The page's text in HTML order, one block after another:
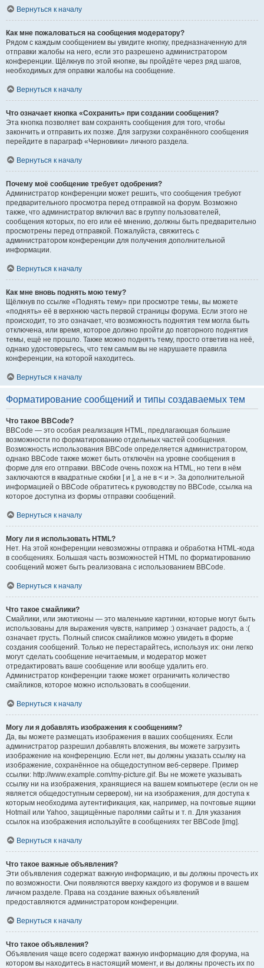
Вернуться к началу
Как мне пожаловаться на сообщения модератору?
Рядом с каждым сообщением вы увидите кнопку, предназначенную для
отправки жалобы на него, если это разрешено администратором
конференции. Щёлкнув по этой кнопке, вы пройдёте через ряд шагов,
необходимых для оправки жалобы на сообщение.
Вернуться к началу
Что означает кнопка «Сохранить» при создании сообщения?
Эта кнопка позволяет вам сохранять сообщения для того, чтобы
закончить и отправить их позже. Для загрузки сохранённого сообщения
перейдите в параграф «Черновики» личного раздела.
Вернуться к началу
Почему моё сообщение требует одобрения?
Администратор конференции может решить, что сообщения требуют
предварительного просмотра перед отправкой на форум. Возможно
также, что администратор включил вас в группу пользователей,
сообщения которых, по его или её мнению, должны быть предварительно
просмотрены перед отправкой. Пожалуйста, свяжитесь с
администратором конференции для получения дополнительной
информации.
Вернуться к началу
Как мне вновь поднять мою тему?
Щёлкнув по ссылке «Поднять тему» при просмотре темы, вы можете
«поднять» её в верхнюю часть первой страницы форума. Если этого не
происходит, то это означает, что возможность поднятия тем могла быть
отключена, или время, которое должно пройти до повторного поднятия
темы, ещё не прошло. Также можно поднять тему, просто ответив на неё,
однако удостоверьтесь, что тем самым вы не нарушаете правила
конференции, на которой находитесь.
Вернуться к началу
Форматирование сообщений и типы создаваемых тем
Что такое BBCode?
BBCode — это особая реализация HTML, предлагающая большие
возможности по форматированию отдельных частей сообщения.
Возможность использования BBCode определяется администратором,
однако BBCode также может быть отключён на уровне сообщения в
форме для его отправки. BBCode очень похож на HTML, но теги в нём
заключаются в квадратные скобки [ и ], а не в < и >. За дополнительной
информацией о BBCode обратитесь к руководству по BBCode, ссылка на
которое доступна из формы отправки сообщений.
Вернуться к началу
Могу ли я использовать HTML?
Нет. На этой конференции невозможны отправка и обработка HTML-кода
в сообщениях. Большая часть возможностей HTML по форматированию
сообщений может быть реализована с использованием BBCode.
Вернуться к началу
Что такое смайлики?
Смайлики, или эмотиконы — это маленькие картинки, которые могут быть
использованы для выражения чувств, например :) означает радость, а :(
означает грусть. Полный список смайликов можно увидеть в форме
создания сообщений. Только не перестарайтесь, используя их: они легко
могут сделать сообщение нечитаемым, и модератор может
отредактировать ваше сообщение или вообще удалить его.
Администратор конференции также может ограничить количество
смайликов, которое можно использовать в сообщении.
Вернуться к началу
Могу ли я добавлять изображения к сообщениям?
Да, вы можете размещать изображения в ваших сообщениях. Если
администратор разрешил добавлять вложения, вы можете загрузить
изображение на конференцию. Если нет, вы должны указать ссылку на
изображение, сохранённое на общедоступном веб-сервере. Пример
ссылки: http://www.example.com/my-picture.gif. Вы не можете указывать
ссылку ни на изображения, хранящиеся на вашем компьютере (если он не
является общедоступным сервером), ни на изображения, для доступа к
которым необходима аутентификация, как, например, на почтовые ящики
Hotmail или Yahoo, защищённые паролями сайты и т. п. Для указания
ссылок на изображения используйте в сообщениях тег BBCode [img].
Вернуться к началу
Что такое важные объявления?
Эти объявления содержат важную информацию, и вы должны прочесть их
по возможности. Они появляются вверху каждого из форумов и в вашем
личном разделе. Права на создание важных объявлений
предоставляются администратором конференции.
Вернуться к началу
Что такое объявления?
Объявления чаще всего содержат важную информацию для форума, на
котором вы находитесь в настоящий момент, и вы должны прочесть их по